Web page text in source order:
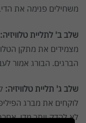
משחילים פנימה את
שלב ב' לתליית טלוויזיה:
מצמידים את מתקן
הברגים. הבורג אמור
שלב ג' תליית טלוויזיה:
לוקחים את מברג
לא להדק יותר מדי,